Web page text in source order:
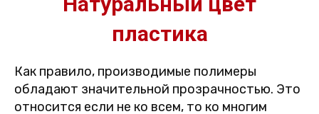
пластика
Как правило, производимые полимеры
обладают значительной прозрачностью. Это
относится если не ко всем, то ко многим